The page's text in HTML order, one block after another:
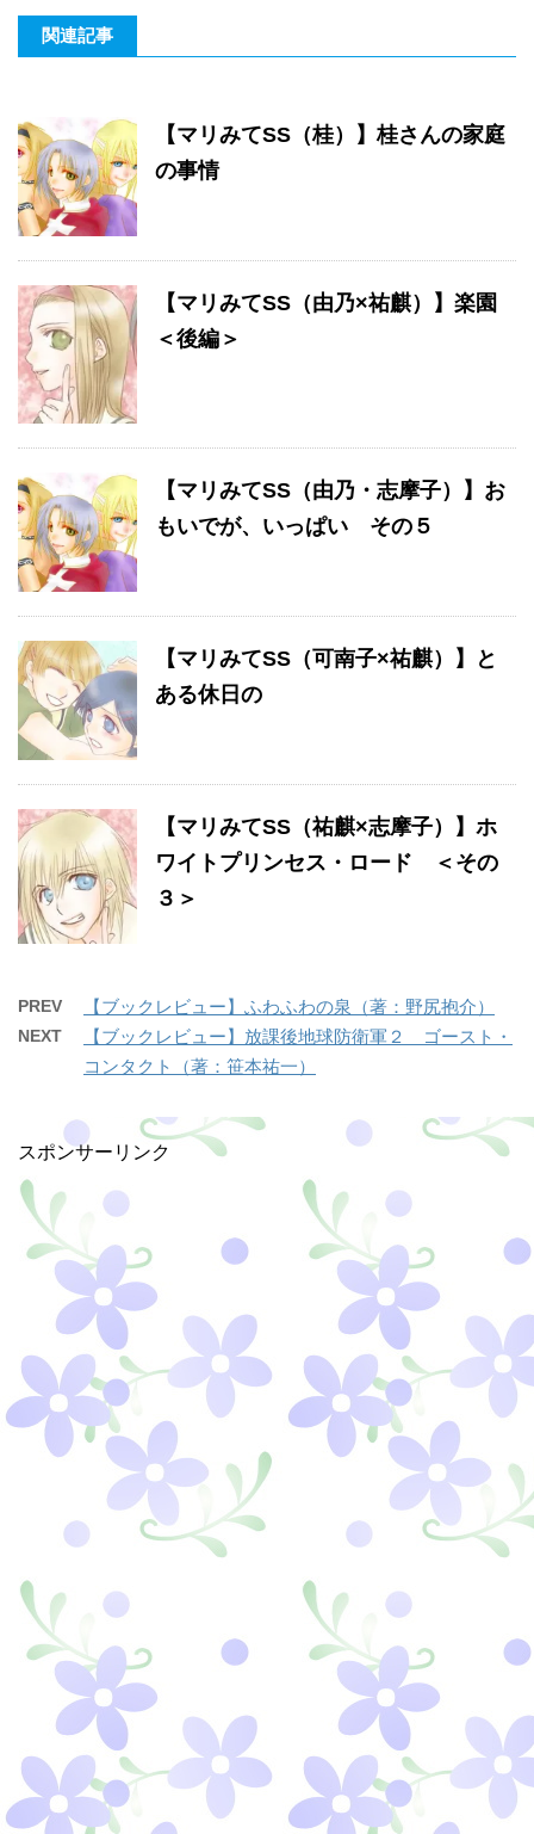
関連記事
【マリみてSS（桂）】桂さんの家庭
の事情
【マリみてSS（由乃×祐麒）】楽園
＜後編＞
【マリみてSS（由乃・志摩子）】お
もいでが、いっぱい その５
【マリみてSS（可南子×祐麒）】と
ある休日の
【マリみてSS（祐麒×志摩子）】ホ
ワイトプリンセス・ロード ＜その
３＞
PREV 【ブックレビュー】ふわふわの泉（著：野尻抱介）
NEXT
【ブックレビュー】放課後地球防衛軍２ ゴースト・
コンタクト（著：笹本祐一）
スポンサーリンク